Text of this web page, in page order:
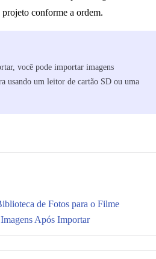
projeto conforme a ordem.
você pode importar imagens
usando um leitor de cartão SD ou uma
de Fotos para o Filme
Após Importar